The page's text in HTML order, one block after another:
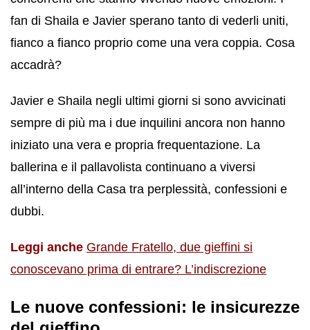
fan di Shaila e Javier sperano tanto di vederli uniti,
fianco a fianco proprio come una vera coppia. Cosa
accadrà?
Javier e Shaila negli ultimi giorni si sono avvicinati
sempre di più ma i due inquilini ancora non hanno
iniziato una vera e propria frequentazione. La
ballerina e il pallavolista continuano a viversi
all’interno della Casa tra perplessità, confessioni e
dubbi.
Leggi anche Grande Fratello, due gieffini si
conoscevano prima di entrare? L’indiscrezione
Le nuove confessioni: le insicurezze